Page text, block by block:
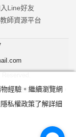
Line好友
師資源平台
只有匯款及轉帳功能，
反詐騙諮詢專線。
經驗。繼續瀏覽網
私權政策了解詳細